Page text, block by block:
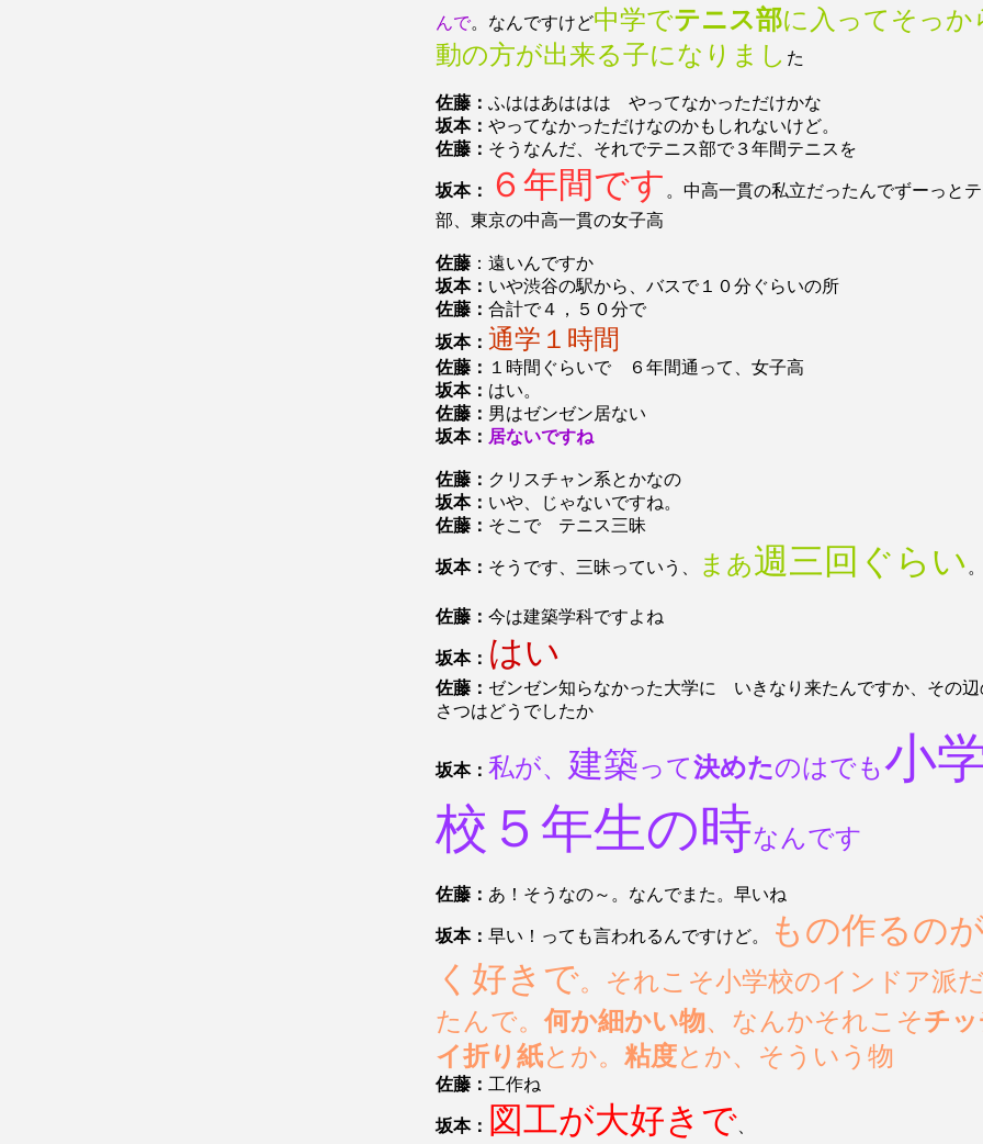
んで。なんですけど中学でテニス部に入ってそっか
動の方が出来る子になりまし た
佐藤： ふははあははは やってなかっただけかな
坂本： やってなかっただけなのかもしれないけど。
佐藤： そうなんだ、それでテニス部で３年間テニスを
坂本： ６年間です 。中高一貫の私立だったんでずーっと
部、東京の中高一貫の女子高
佐藤 ：遠いんですか
坂本： いや渋谷の駅から、バスで１０分ぐらいの所
佐藤： 合計で４，５０分で
坂本： 通学１時間
佐藤： １時間ぐらいで ６年間通って、女子高
坂本： はい。
佐藤： 男はゼンゼン居ない
坂本： 居ないですね
佐藤： クリスチャン系とかなの
坂本： いや、じゃないですね。
佐藤： そこで テニス三昧
坂本： そうです、三昧っていう、 まあ週三回ぐらい
佐藤： 今は建築学科ですよね
坂本： はい
佐藤： ゼンゼン知らなかった大学に いきなり来たんですか、その辺
さつはどうでしたか
坂本： 私が、 建築って決めたのはでも小
校５年生の時なんです
佐藤： あ！そうなの～。なんでまた。早いね
坂本： 早い！っても言われるんですけど。
もの作るの
く好きで。それこそ小学校のインドア派
たんで。 何か細かい物、なんかそれこそチ
イ折り紙とか。 粘度とか、そういう物
佐藤： 工作ね
坂本： 図工が大好きで